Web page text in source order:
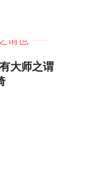
大师之谓